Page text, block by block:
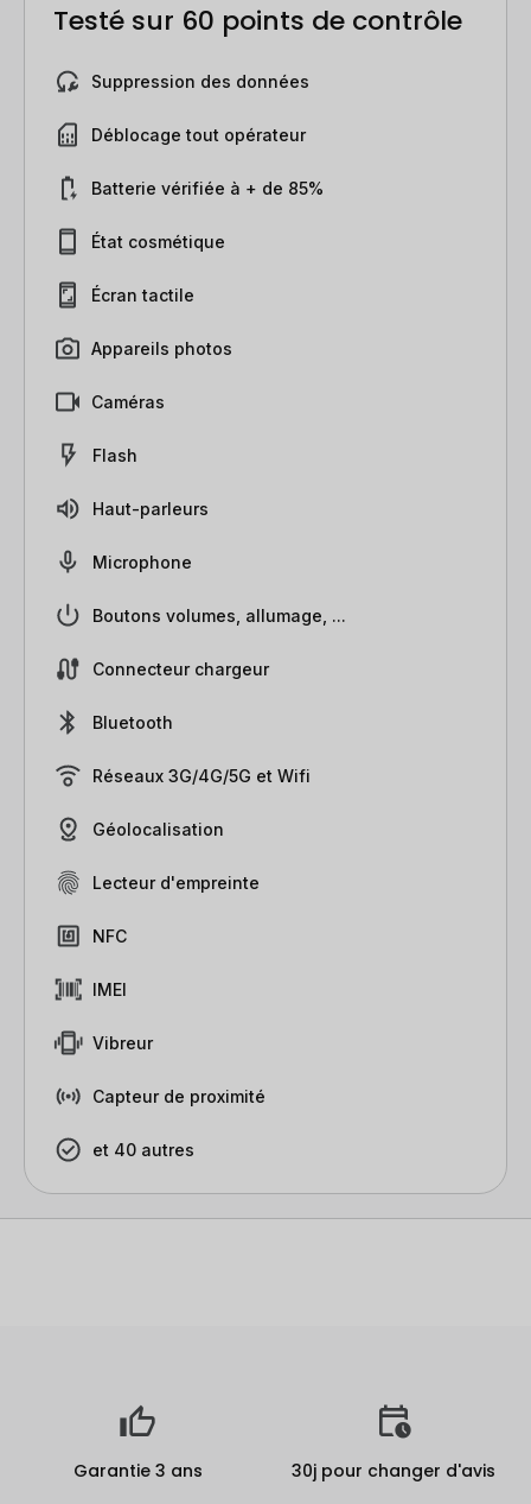
Testé sur 60 points de contrôle
Suppression des données
Déblocage tout opérateur
Batterie vérifiée à + de 85%
État cosmétique
Écran tactile
Appareils photos
Caméras
Flash
Haut-parleurs
Microphone
Boutons volumes, allumage, ...
Connecteur chargeur
Bluetooth
Réseaux 3G/4G/5G et Wifi
Géolocalisation
Lecteur d'empreinte
NFC
IMEI
Vibreur
Capteur de proximité
et 40 autres
Garantie 3 ans 30j pour changer d'avis